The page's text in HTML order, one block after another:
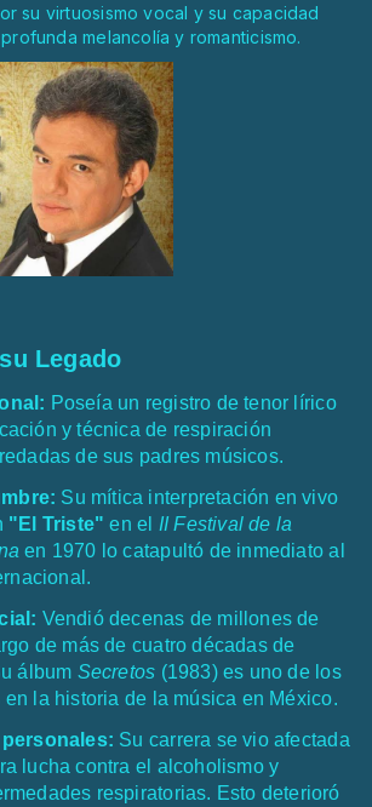
su virtuosismo vocal y su capacidad
melancolía y romanticismo.
Legado
Poseía un registro de tenor lírico
y técnica de respiración
de sus padres músicos.
Su mítica interpretación en vivo
"El Triste" en el II Festival de la
en 1970 lo catapultó de inmediato al
Vendió decenas de millones de
de más de cuatro décadas de
álbum Secretos (1983) es uno de los
en la historia de la música en México.
Su carrera se vio afectada
lucha contra el alcoholismo y
respiratorias. Esto deterioró